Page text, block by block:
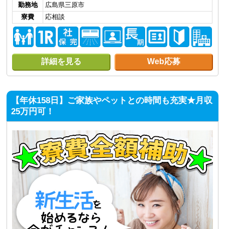
勤務地
広島県三原市
寮費
応相談
詳細を見る Web応募
【年休158日】ご家族やペットとの時間も充実★月収
25万円可！